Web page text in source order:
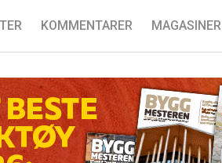
KOMMENTARER MAGASINER